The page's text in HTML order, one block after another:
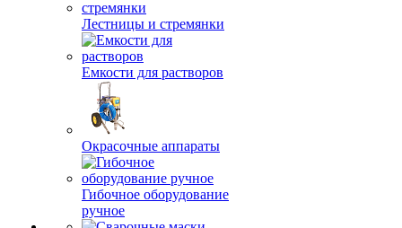
Лестницы и стремянки
Емкости для растворов
Окрасочные аппараты
Гибочное оборудование
ручное